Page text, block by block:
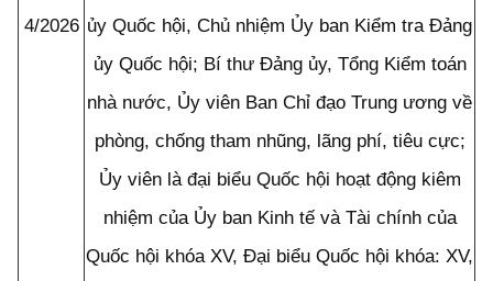
4/2026 ủy Quốc hội, Chủ nhiệm Ủy ban Kiểm tra Đảng
ủy Quốc hội; Bí thư Đảng ủy, Tổng Kiểm toán
nhà nước, Ủy viên Ban Chỉ đạo Trung ương về
phòng, chống tham nhũng, lãng phí, tiêu cực;
Ủy viên là đại biểu Quốc hội hoạt động kiêm
nhiệm của Ủy ban Kinh tế và Tài chính của
Quốc hội khóa XV, Đại biểu Quốc hội khóa: XV,